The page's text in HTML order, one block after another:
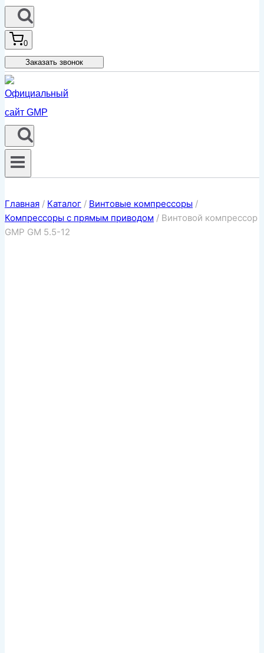
0
Заказать звонок
Главная / Каталог / Винтовые компрессоры /
Компрессоры с прямым приводом / Винтовой компрессор
GMP GM 5.5-12